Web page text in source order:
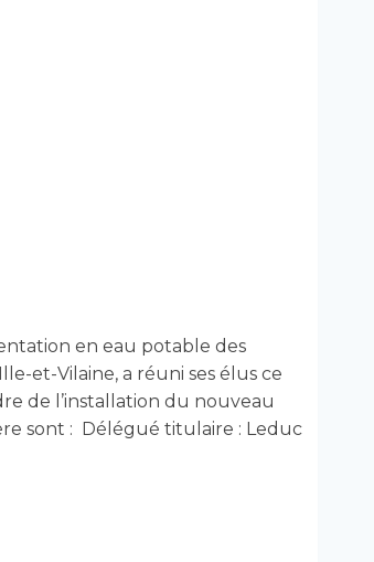
en eau potable des
et-Vilaine, a réuni ses élus ce
de l’installation du nouveau
sont : Délégué titulaire : Leduc